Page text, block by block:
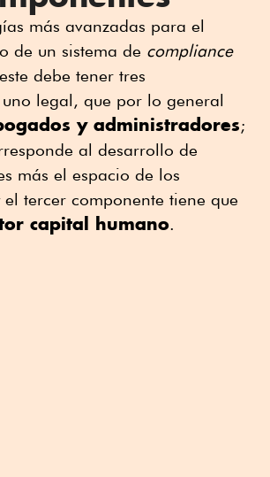
más avanzadas para el
de un sistema de compliance
debe tener tres
legal, que por lo general
y administradores;
al desarrollo de
más el espacio de los
el tercer componente tiene que
capital humano.